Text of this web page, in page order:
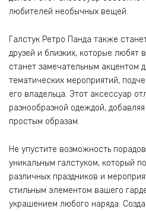
любителей необычных вещей.
Галстук Ретро Панда также
друзей и близких, которые любят
станет замечательным акцентом
тематических мероприятий,
его владельца. Этот аксессуар
разнообразной одеждой,
простым образам.
Не упустите возможность
уникальным галстуком, который
различных праздников и
стильным элементом вашего
украшением любого наряда.